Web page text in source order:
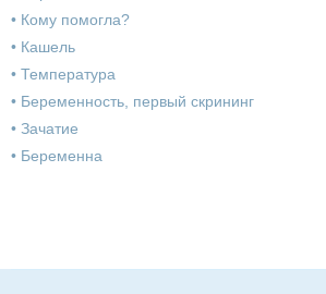
• Кому помогла?
• Кашель
• Температура
• Беременность, первый скрининг
• Зачатие
• Беременна